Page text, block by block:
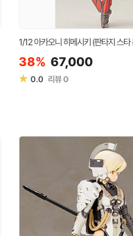
1/12 아카오니 히메시키 (판타지 스타
38% 67,000
★ 0.0 리뷰0